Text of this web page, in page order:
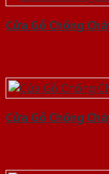
Cửa Gỗ Chống
Cửa Gỗ Chống